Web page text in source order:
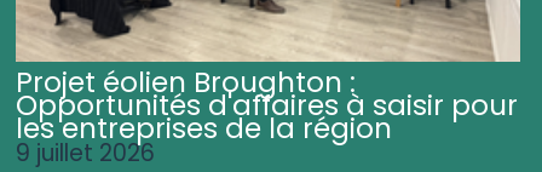
Projet éolien Broughton :
Opportunités d'affaires à saisir pour
les entreprises de la région
9 juillet 2026